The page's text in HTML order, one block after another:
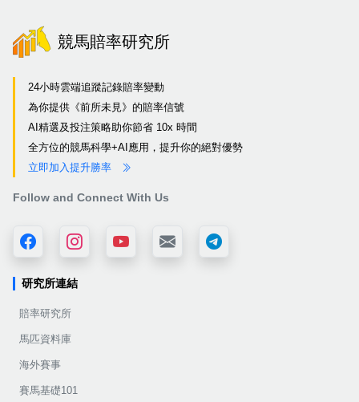
競馬賠率研究所
24小時雲端追蹤記錄賠率變動
為你提供《前所未見》的賠率信號
AI精選及投注策略助你節省 10x 時間
全方位的競馬科學+AI應用，提升你的絕對優勢
立即加入提升勝率
Follow and Connect With Us
研究所連結
賠率研究所
馬匹資料庫
海外賽事
賽馬基礎101